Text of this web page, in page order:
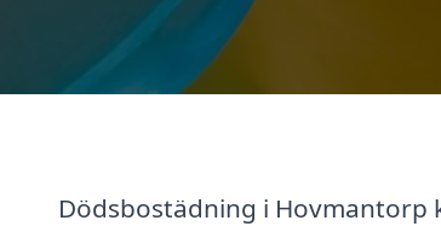
Dödsbostädning i Hovmantorp